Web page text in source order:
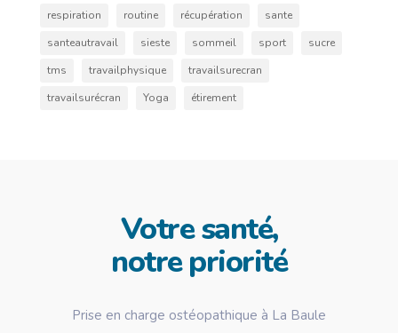
respiration
routine récupération
sante
santeautravail
sieste sommeil sport
sucre
tms
travailphysique
travailsurecran
travailsurécran
Yoga étirement
Votre santé,
notre priorité
Prise en charge ostéopathique à La Baule